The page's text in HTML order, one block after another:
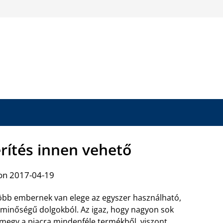
innen vehető
2017-04-19
embernek van elege az egyszer használható,
dolgokból. Az igaz, hogy nagyon sok